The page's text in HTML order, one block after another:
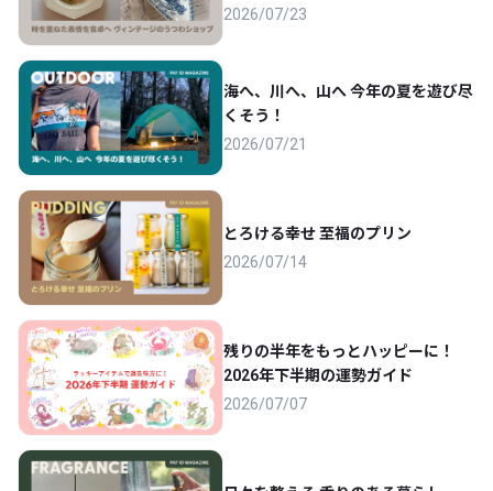
2026/07/23
海へ、川へ、山へ 今年の夏を遊び尽
くそう！
2026/07/21
とろける幸せ 至福のプリン
2026/07/14
残りの半年をもっとハッピーに！
2026年下半期の運勢ガイド
2026/07/07